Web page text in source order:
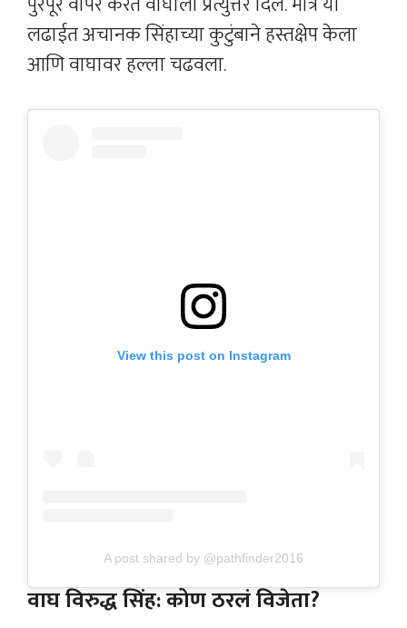
लढाईत अचानक सिंहाच्या कुटुंबाने हस्तक्षेप केला
आणि वाघावर हल्ला चढवला.
View this post on Instagram
A post shared by @pathfinder2016
वाघ विरुद्ध सिंह: कोण ठरलं विजेता?